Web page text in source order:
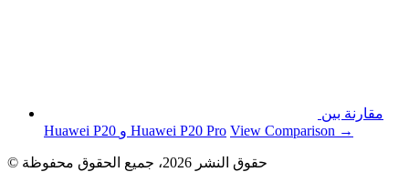
مقارنة بين
Huawei P20 و Huawei P20 Pro View Comparison →